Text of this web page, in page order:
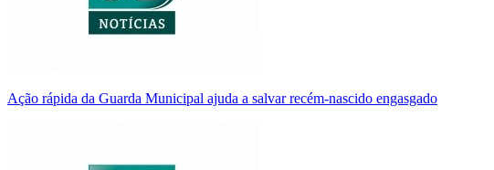
Ação rápida da Guarda Municipal ajuda a salvar recém-nascido engasgado